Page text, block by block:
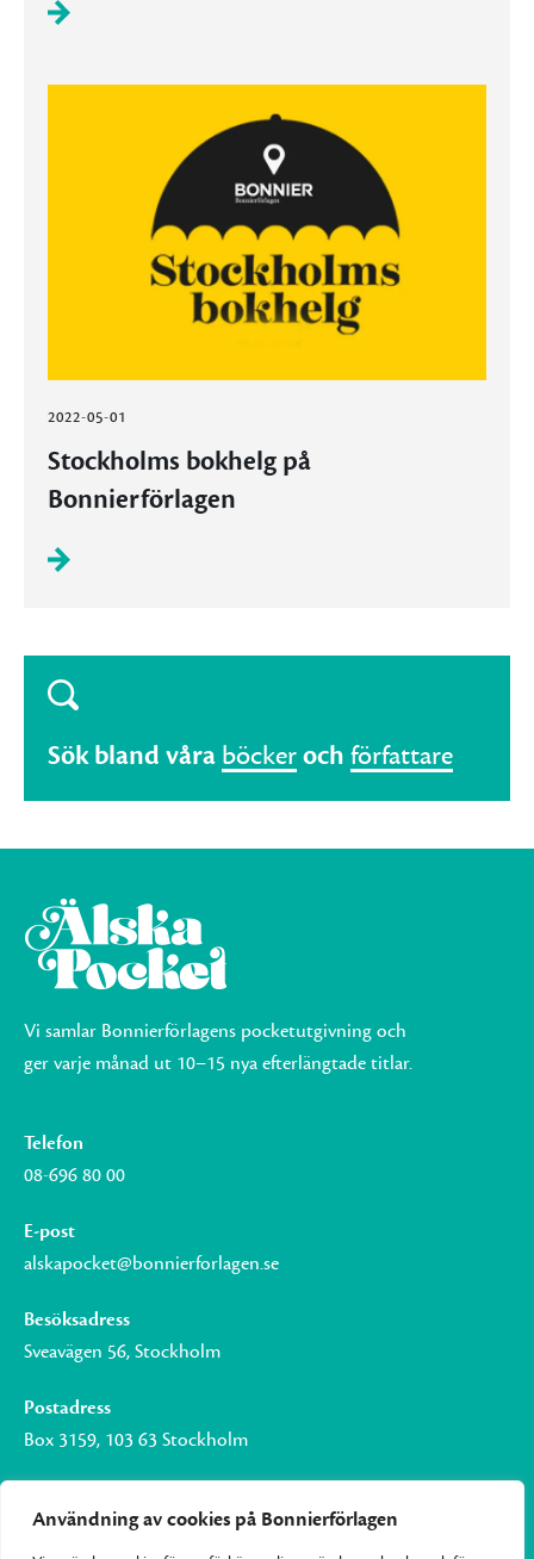
Användning av cookies på Bonnierförlagen
2022-05-01
Stockholms bokhelg på
Bonnierförlagen
Sök bland våra böckeroch författare
Vi samlar Bonnierförlagens pocketutgivning och
ger varje månad ut 10–15 nya efterlängtade titlar.
Telefon
08-696 80 00
E-post
alskapocket@bonnierforlagen.se
Besöksadress
Sveavägen 56, Stockholm
Postadress
Box 3159, 103 63 Stockholm